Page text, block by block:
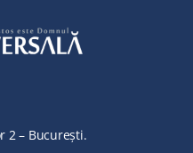
2 – București.